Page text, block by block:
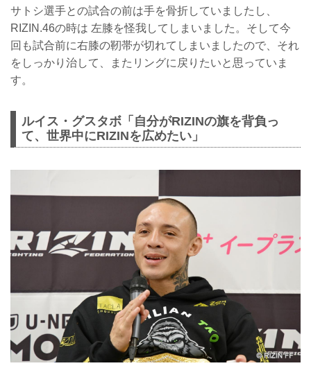
サトシ選手との試合の前は手を骨折していましたし、
RIZIN.46の時は 左膝を怪我してしまいました。そして今
回も試合前に右膝の靭帯が切れてしまいましたので、それ
をしっかり治して、またリングに戻りたいと思っていま
す。
ルイス・グスタボ「自分がRIZINの旗を背負っ
て、世界中にRIZINを広めたい」